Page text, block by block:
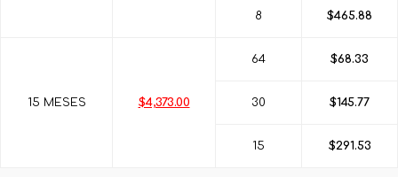
8 $465.88
15 MESES $4,373.00
64 $68.33
30 $145.77
15 $291.53